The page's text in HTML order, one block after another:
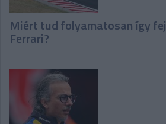
Miért tud folyamatosan így
Ferrari?